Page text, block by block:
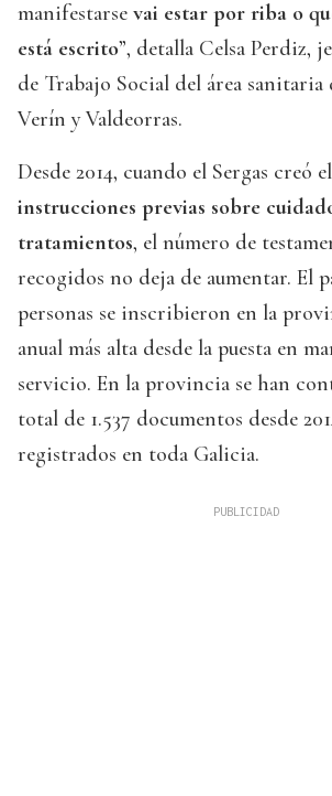
manifestarse vai estar por riba o
está escrito”, detalla Celsa Perdiz,
de Trabajo Social del área sanitaria
Verín y Valdeorras.
Desde 2014, cuando el Sergas creó
instrucciones previas sobre
tratamientos, el número de
recogidos no deja de aumentar. El
personas se inscribieron en la
anual más alta desde la puesta en
servicio. En la provincia se han
total de 1.537 documentos desde
registrados en toda Galicia.